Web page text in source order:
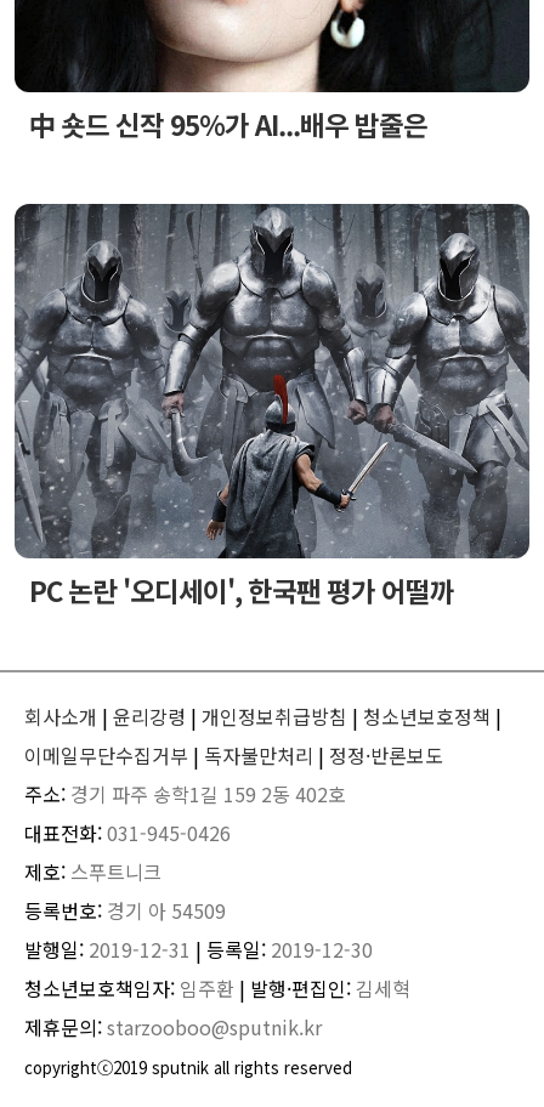
中 숏드 신작 95%가 AI...배우 밥줄은
PC 논란 '오디세이', 한국팬 평가 어떨까
회사소개 | 윤리강령 | 개인정보취급방침 | 청소년보호정책 |
이메일무단수집거부 | 독자불만처리 | 정정·반론보도
주소: 경기 파주 송학1길 159 2동 402호
대표전화:031-945-0426
제호: 스푸트니크
등록번호: 경기 아 54509
발행일: 2019-12-31 | 등록일: 2019-12-30
청소년보호책임자: 임주환 | 발행·편집인: 김세혁
제휴문의:starzooboo@sputnik.kr
copyrightⓒ2019 sputnik all rights reserved